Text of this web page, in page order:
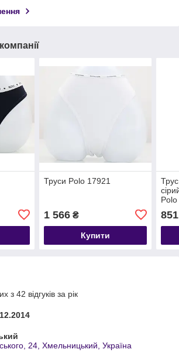
Труси Polo 17921
1 566₴
Купити
851
з 42 відгуків за рік
24, Хмельницький, Україна